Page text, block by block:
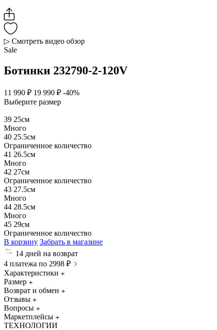
▷ Смотреть видео обзор
Sale
Ботинки 232790-2-120V
11 990 ₽ 19 990 ₽ -40%
Выберите размер
39 25см
Много
40 25.5см
Ограниченное количество
41 26.5см
Много
42 27см
Ограниченное количество
43 27.5см
Много
44 28.5см
Много
45 29см
Ограниченное количество
В корзину Забрать в магазине
14 дней на возврат
4 платежа по 2998 ₽
Характеристики
Размер
Возврат и обмен
Отзывы
Вопросы
Маркетплейсы
ТЕХНОЛОГИИ